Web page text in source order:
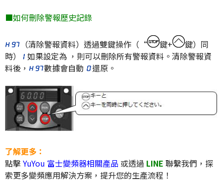
■如何刪除警報歷史記錄
（清除警報資料）透過雙鍵操作（“ 鍵+
鍵）同
時）
如果設定為 ，則可以刪除所有警報資料。清除警報資
料後，
數據會自動 還原 。
了解更多：
點擊YuYou 富士變頻器相關產品 或透過 LINE 聯繫我們，探
索更多變頻應用解決方案，提升您的生產流程！